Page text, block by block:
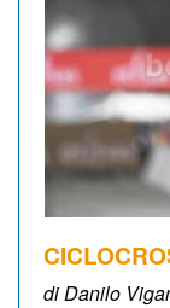
NEWSLETTER
di Danilo